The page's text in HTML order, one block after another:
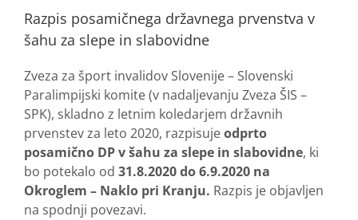
Razpis posamičnega državnega prvenstva v
šahu za slepe in slabovidne
Zveza za šport invalidov Slovenije – Slovenski
Paralimpijski komite (v nadaljevanju Zveza ŠIS –
SPK), skladno z letnim koledarjem državnih
prvenstev za leto 2020, razpisujeodprto
posamično DP v šahu za slepe in slabovidne, ki
bo potekalo od 31.8.2020 do 6.9.2020 na
Okroglem – Naklo pri Kranju. Razpis je objavljen
na spodnji povezavi.